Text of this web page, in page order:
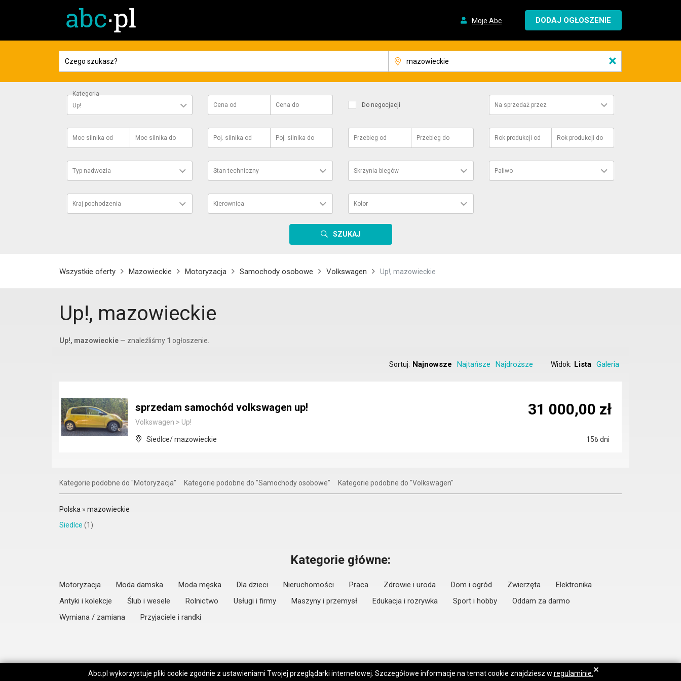
Moje Abc DODAJ OGŁOSZENIE
×
Kategoria
Up!
Cena od Cena do Do negocjacji Na sprzedaż przez
Moc silnika od Moc silnika do Poj. silnika od Poj. silnika do Przebieg od Przebieg do Rok produkcji od Rok produkcji do
Typ nadwozia Stan techniczny Skrzynia biegów Paliwo
Kraj pochodzenia Kierownica Kolor
SZUKAJ
Wszystkie oferty Mazowieckie Motoryzacja Samochody osobowe Volkswagen Up!, mazowieckie
Up!, mazowieckie
Up!, mazowieckie — znaleźliśmy 1 ogłoszenie.
Sortuj: Najnowsze Najtańsze Najdroższe Widok: Lista Galeria
sprzedam samochód volkswagen up!
Volkswagen > Up!
Siedlce/ mazowieckie 156 dni
31 000,00 zł
Kategorie podobne do "Motoryzacja" Kategorie podobne do "Samochody osobowe" Kategorie podobne do "Volkswagen"
Polska » mazowieckie
Siedlce (1)
Kategorie główne:
Motoryzacja Moda damska Moda męska Dla dzieci Nieruchomości Praca Zdrowie i uroda Dom i ogród Zwierzęta
Elektronika
Antyki i kolekcje
Ślub i wesele Rolnictwo Usługi i firmy Maszyny i przemysł Edukacja i rozrywka Sport i hobby
Oddam za darmo
Wymiana / zamiana
Przyjaciele i randki
Abc.pl wykorzystuje pliki cookie zgodnie z ustawieniami Twojej przeglądarki internetowej. Szczegółowe informacje na temat cookie znajdziesz w regulaminie. ×